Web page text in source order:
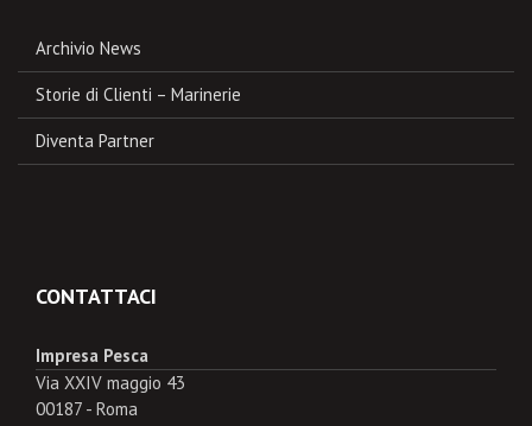
Archivio News
Storie di Clienti – Marinerie
Diventa Partner
CONTATTACI
Impresa Pesca
Via XXIV maggio 43
00187 - Roma